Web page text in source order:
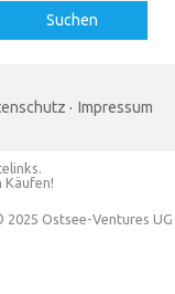
Suchen
· Impressum
Käufen!
2025 Ostsee-Ventures UG